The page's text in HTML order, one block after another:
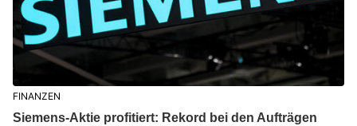
FINANZEN
Siemens-Aktie profitiert: Rekord bei den Aufträgen